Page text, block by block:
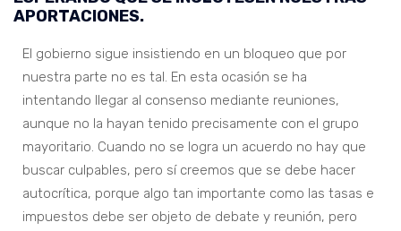
APORTACIONES.
El gobierno sigue insistiendo en un bloqueo que por
nuestra parte no es tal. En esta ocasión se ha
intentando llegar al consenso mediante reuniones,
aunque no la hayan tenido precisamente con el grupo
mayoritario. Cuando no se logra un acuerdo no hay que
buscar culpables, pero sí creemos que se debe hacer
autocrítica, porque algo tan importante como las tasas e
impuestos debe ser objeto de debate y reunión, pero